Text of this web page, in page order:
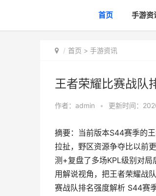
首页 手游资
首页 > 手游资讯
王者荣耀比赛战队
作者： admin • 更新时间：
摘要：当前版本S44赛季的
拉扯，野区资源争夺比以前
测+复盘了多场KPL级别对
用解说视角，把王者荣耀战
赛战队排名强度解析 S44赛